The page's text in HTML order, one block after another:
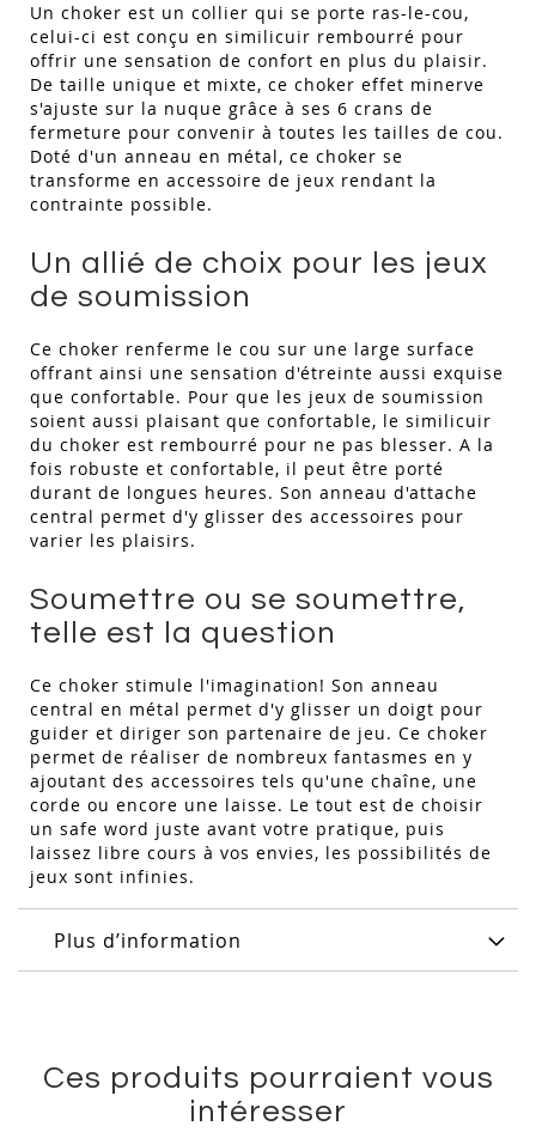
Un choker est un collier qui se porte ras-le-cou,
celui-ci est conçu en similicuir rembourré pour
offrir une sensation de confort en plus du plaisir.
De taille unique et mixte, ce choker effet minerve
s'ajuste sur la nuque grâce à ses 6 crans de
fermeture pour convenir à toutes les tailles de cou.
Doté d'un anneau en métal, ce choker se
transforme en accessoire de jeux rendant la
contrainte possible.
Un allié de choix pour les jeux
de soumission
Ce choker renferme le cou sur une large surface
offrant ainsi une sensation d'étreinte aussi exquise
que confortable. Pour que les jeux de soumission
soient aussi plaisant que confortable, le similicuir
du choker est rembourré pour ne pas blesser. A la
fois robuste et confortable, il peut être porté
durant de longues heures. Son anneau d'attache
central permet d'y glisser des accessoires pour
varier les plaisirs.
Soumettre ou se soumettre,
telle est la question
Ce choker stimule l'imagination! Son anneau
central en métal permet d'y glisser un doigt pour
guider et diriger son partenaire de jeu. Ce choker
permet de réaliser de nombreux fantasmes en y
ajoutant des accessoires tels qu'une chaîne, une
corde ou encore une laisse. Le tout est de choisir
un safe word juste avant votre pratique, puis
laissez libre cours à vos envies, les possibilités de
jeux sont infinies.
Plus d’information
Ces produits pourraient vous
intéresser